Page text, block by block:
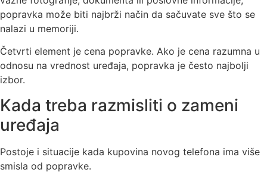
popravka može biti najbrži način da sačuvate sve što se
nalazi u memoriji.
Četvrti element je cena popravke. Ako je cena razumna u
odnosu na vrednost uređaja, popravka je često najbolji
izbor.
Kada treba razmisliti o zameni
uređaja
Postoje i situacije kada kupovina novog telefona ima više
smisla od popravke.